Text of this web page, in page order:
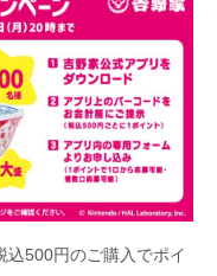
500円のご購入でポイ